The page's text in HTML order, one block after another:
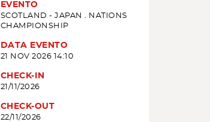
EVENTO
SCOTLAND - JAPAN . NATIONS
CHAMPIONSHIP
DATA EVENTO
21 NOV 2026 14:10
CHECK-IN
21/11/2026
CHECK-OUT
22/11/2026